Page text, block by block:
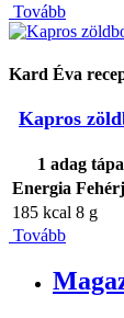
Tovább
Kard Éva
Kapros
1 adag
Energia
185 kcal 8 g
Tovább